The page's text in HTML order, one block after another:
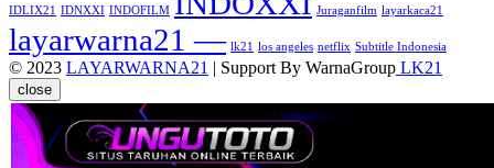
IDLIX21 IDNXXI INDOFILM Juraganfilm layarkaca21
layarwarna21 — lk21 los angeles netflix Subtitle Indonesia
© 2023 LAYARWARNA21 | Support By WarnaGroup LK21
close